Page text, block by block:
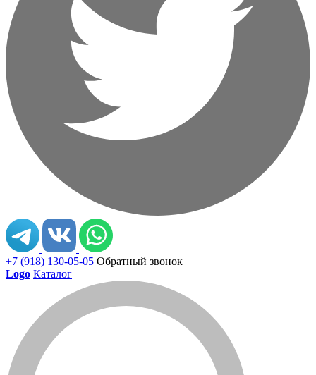
+7 (918) 130-05-05 Обратный звонок
Logo Каталог